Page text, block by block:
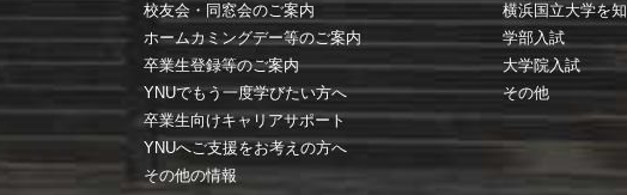
校友会・同窓会のご案内
ホームカミングデー等のご案内
卒業生登録等のご案内
YNUでもう一度学びたい方へ
卒業生向けキャリアサポート
YNUへご支援をお考えの方へ
その他の情報
横浜国立大学を
学部入試
大学院入試
その他